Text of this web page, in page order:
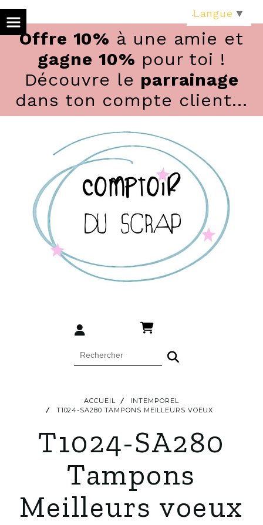
Offre 10% à une amie et
gagne 10% pour toi !
Découvre le parrainage
dans ton compte client...
ACCUEIL
INTEMPOREL
T1024-SA280 TAMPONS MEILLEURS VOEUX
T1024-SA280
Tampons
Meilleurs voeux
Langue ▼